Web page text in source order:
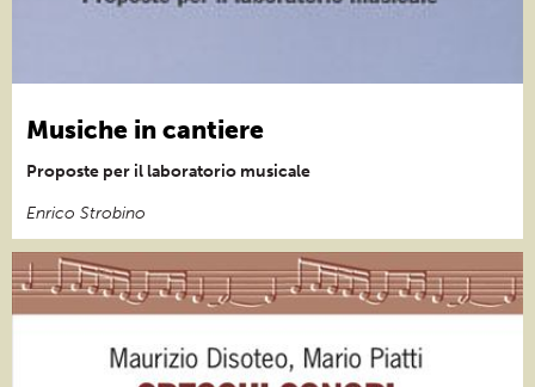
Musiche in cantiere
Proposte per il laboratorio musicale
Enrico Strobino